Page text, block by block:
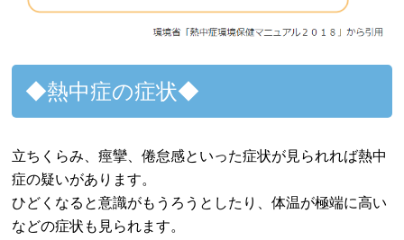
◆熱中症の症状◆
立ちくらみ、痙攣、倦怠感といった症状が見られれば熱中
症の疑いがあります。
ひどくなると意識がもうろうとしたり、体温が極端に高い
などの症状も見られます。